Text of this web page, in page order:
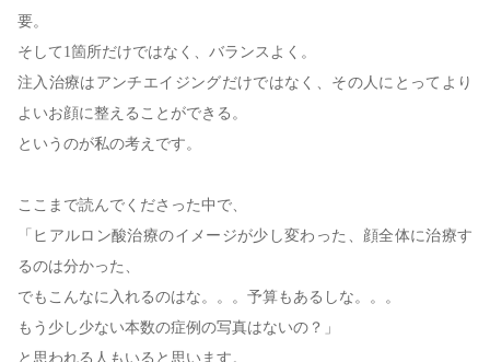
要。
そして1箇所だけではなく、バランスよく。
注入治療はアンチエイジングだけではなく、その人にとってより
よいお顔に整えることができる。
というのが私の考えです。
ここまで読んでくださった中で、
「ヒアルロン酸治療のイメージが少し変わった、顔全体に治療す
るのは分かった、
でもこんなに入れるのはな。。。予算もあるしな。。。
もう少し少ない本数の症例の写真はないの？」
と思われる人もいると思います。